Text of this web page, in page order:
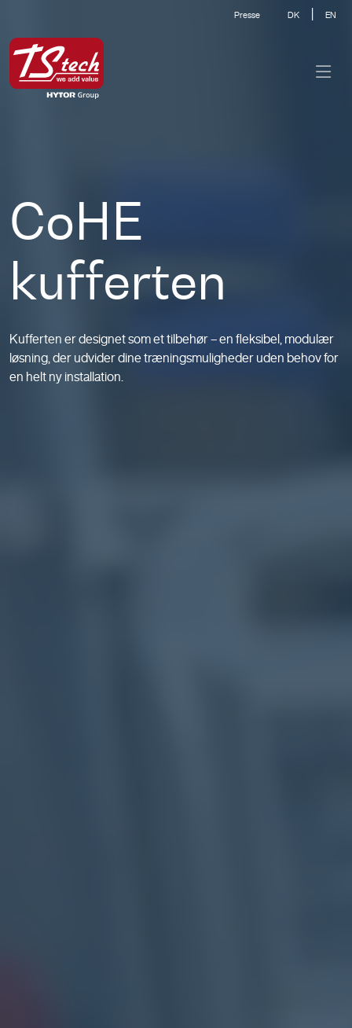
Presse DK EN
CoHE
kufferten
Kufferten er designet som et tilbehør – en fleksibel, modulær
løsning, der udvider dine træningsmuligheder uden behov for
en helt ny installation.